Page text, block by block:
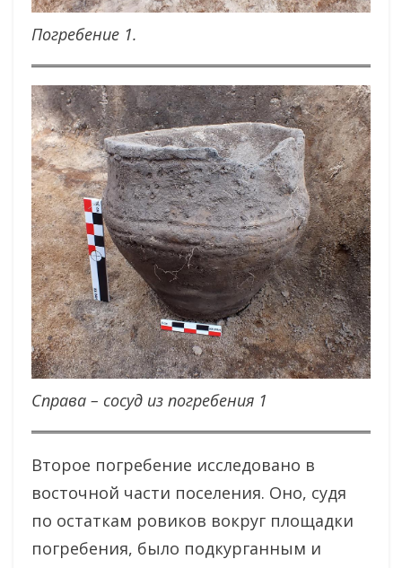
Погребение 1.
Справа – сосуд из погребения 1
Второе погребение исследовано в
восточной части поселения. Оно, судя
по остаткам ровиков вокруг площадки
погребения, было подкурганным и